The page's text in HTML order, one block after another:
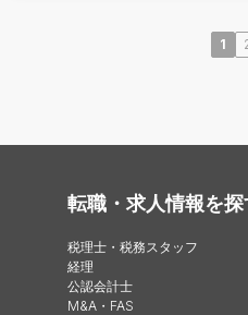
1
転職・求人情報を探
税理士・税務スタッフ
経理
公認会計士
M&A・FAS